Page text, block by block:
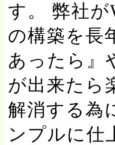
す。 弊社
の構築を長
あったら』
が出来たら
解消する為
ンプルに仕